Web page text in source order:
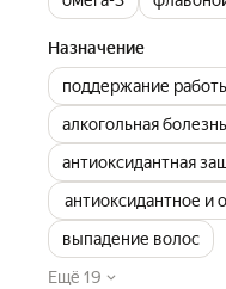
Назначение
поддержание
алкогольная
антиоксидантная
антиоксидантное
выпадение волос
Ещё 19